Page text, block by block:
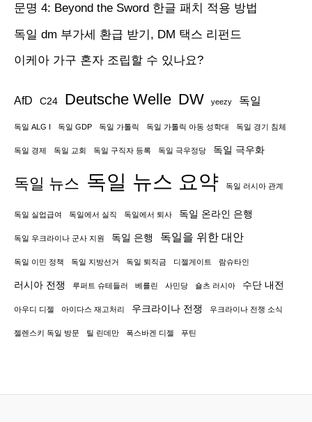
다
고
밝
독
기
문명 4: Beyond the Sword 한글 패치 적용 방법
독일 dm 부가세 환급 받기, DM 택스 리펀드
이케아 가구 혼자 조립할 수 있나요?
AfD C24 Deutsche Welle DW yeezy 독일
독일 ALG I 독일 GDP 독일 가톨릭 독일 가톨릭 아동 성학대 독일 경기 침체
독일 경제 독일 교회 독일 구직자 등록 독일 극우정당 독일 극우화
독일 뉴스 독일 뉴스 요약 독일 러시아 관계
독일 실업급여 독일에서 실직 독일에서 퇴사 독일 온라인 은행
독일 우크라이나 군사 지원 독일 은행 독일을 위한 대안
독일 이민 정책 독일 지방선거 독일 퇴직금 디젤게이트 람슈타인
러시아 전쟁 루퍼트 슈테들러 베를린 사민당 숄츠 러시아 수단 내전
아우디 디젤 아이다스 재고처리 우크라이나 전쟁 우크라이나 전쟁 소식
젤렌스키 독일 방문 틸 린데만 폭스바겐 디젤 푸틴